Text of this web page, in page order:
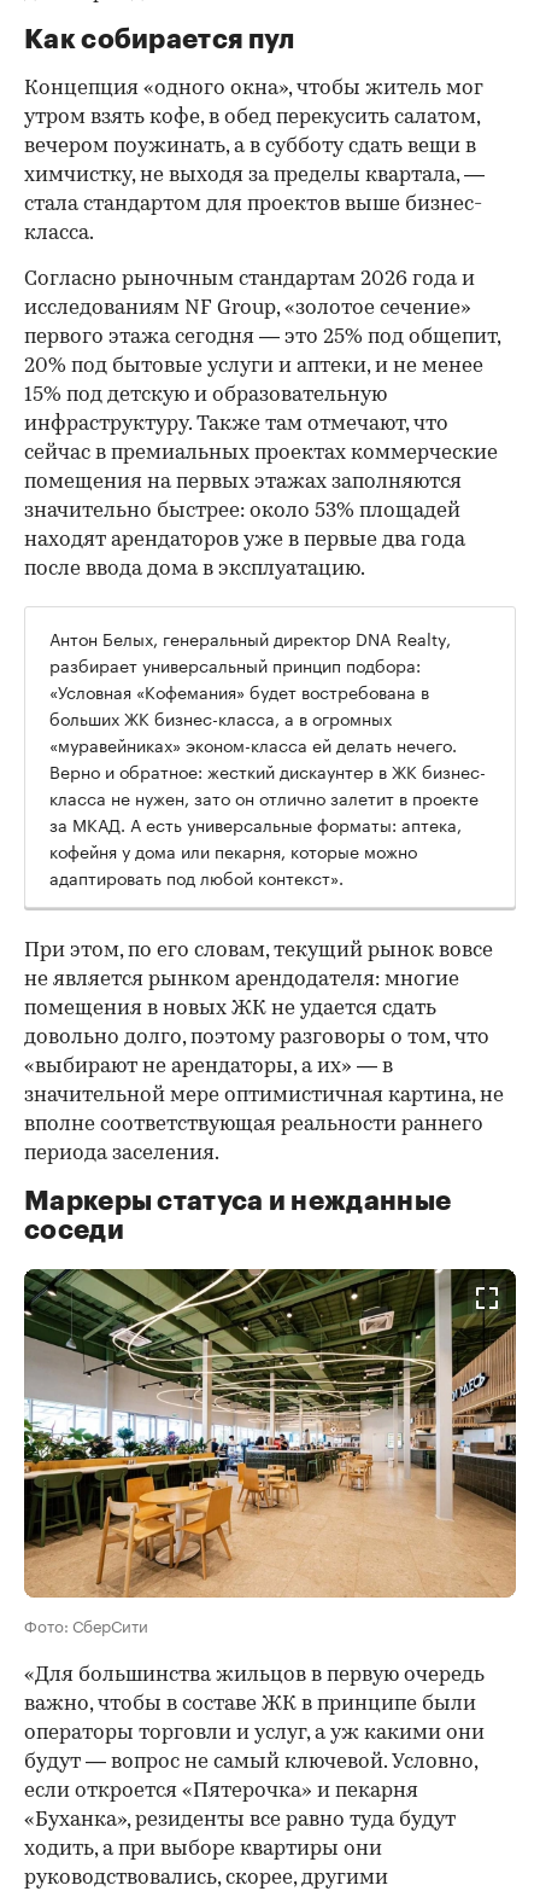
Как собирается пул
Концепция «одного окна», чтобы житель мог
утром взять кофе, в обед перекусить салатом,
вечером поужинать, а в субботу сдать вещи в
химчистку, не выходя за пределы квартала, —
стала стандартом для проектов выше бизнес-
класса.
Согласно рыночным стандартам 2026 года и
исследованиям NF Group, «золотое сечение»
первого этажа сегодня — это 25% под общепит,
20% под бытовые услуги и аптеки, и не менее
15% под детскую и образовательную
инфраструктуру. Также там отмечают, что
сейчас в премиальных проектах коммерческие
помещения на первых этажах заполняются
значительно быстрее: около 53% площадей
находят арендаторов уже в первые два года
после ввода дома в эксплуатацию.
Антон Белых, генеральный директор DNA Realty,
разбирает универсальный принцип подбора:
«Условная «Кофемания» будет востребована в
больших ЖК бизнес-класса, а в огромных
«муравейниках» эконом-класса ей делать нечего.
Верно и обратное: жесткий дискаунтер в ЖК бизнес-
класса не нужен, зато он отлично залетит в проекте
за МКАД. А есть универсальные форматы: аптека,
кофейня у дома или пекарня, которые можно
адаптировать под любой контекст».
При этом, по его словам, текущий рынок вовсе
не является рынком арендодателя: многие
помещения в новых ЖК не удается сдать
довольно долго, поэтому разговоры о том, что
«выбирают не арендаторы, а их» — в
значительной мере оптимистичная картина, не
вполне соответствующая реальности раннего
периода заселения.
Маркеры статуса и нежданные
соседи
Фото: СберСити
«Для большинства жильцов в первую очередь
важно, чтобы в составе ЖК в принципе были
операторы торговли и услуг, а уж какими они
будут — вопрос не самый ключевой. Условно,
если откроется «Пятерочка» и пекарня
«Буханка», резиденты все равно туда будут
ходить, а при выборе квартиры они
руководствовались, скорее, другими